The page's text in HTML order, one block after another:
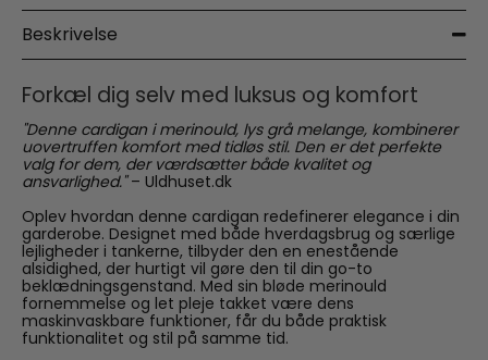
Beskrivelse
Forkæl dig selv med luksus og komfort
"Denne cardigan i merinould, lys grå melange, kombinerer
uovertruffen komfort med tidløs stil. Den er det perfekte
valg for dem, der værdsætter både kvalitet og
ansvarlighed."– Uldhuset.dk
Oplev hvordan denne cardigan redefinerer elegance i din
garderobe. Designet med både hverdagsbrug og særlige
lejligheder i tankerne, tilbyder den en enestående
alsidighed, der hurtigt vil gøre den til din go-to
beklædningsgenstand. Med sin bløde merinould
fornemmelse og let pleje takket være dens
maskinvaskbare funktioner, får du både praktisk
funktionalitet og stil på samme tid.